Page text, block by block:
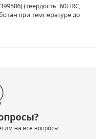
(твердость: 60HRC,
при температуре до
на все вопросы